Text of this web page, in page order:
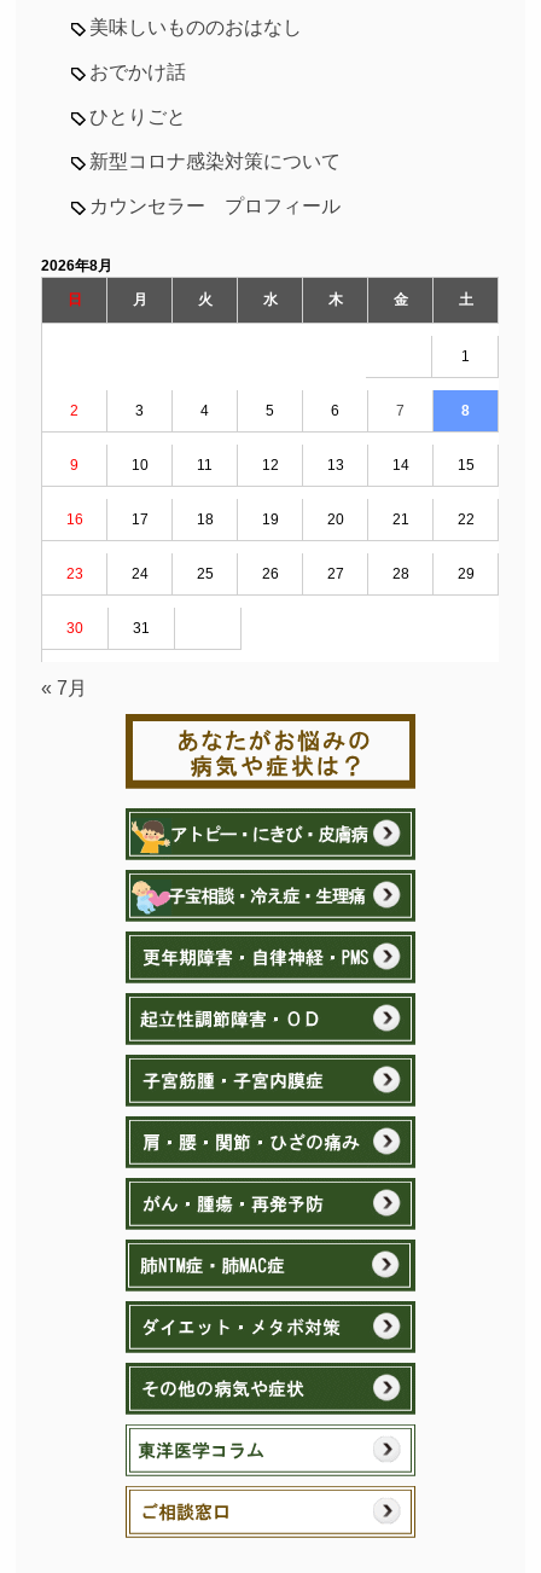
美味しいもののおはなし
おでかけ話
ひとりごと
新型コロナ感染対策について
カウンセラー プロフィール
2026年8月
日
月 火 水 木 金 土
1
2 3 4 5 6 7 8
9 10 11 12 13 14 15
16 17 18 19 20 21 22
23 24 25 26 27 28 29
30 31
« 7月